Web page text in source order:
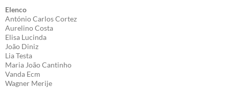
Elenco
António Carlos Cortez
Aurelino Costa
Elisa Lucinda
João Diniz
Lia Testa
Maria João Cantinho
Vanda Ecm
Wagner Merije